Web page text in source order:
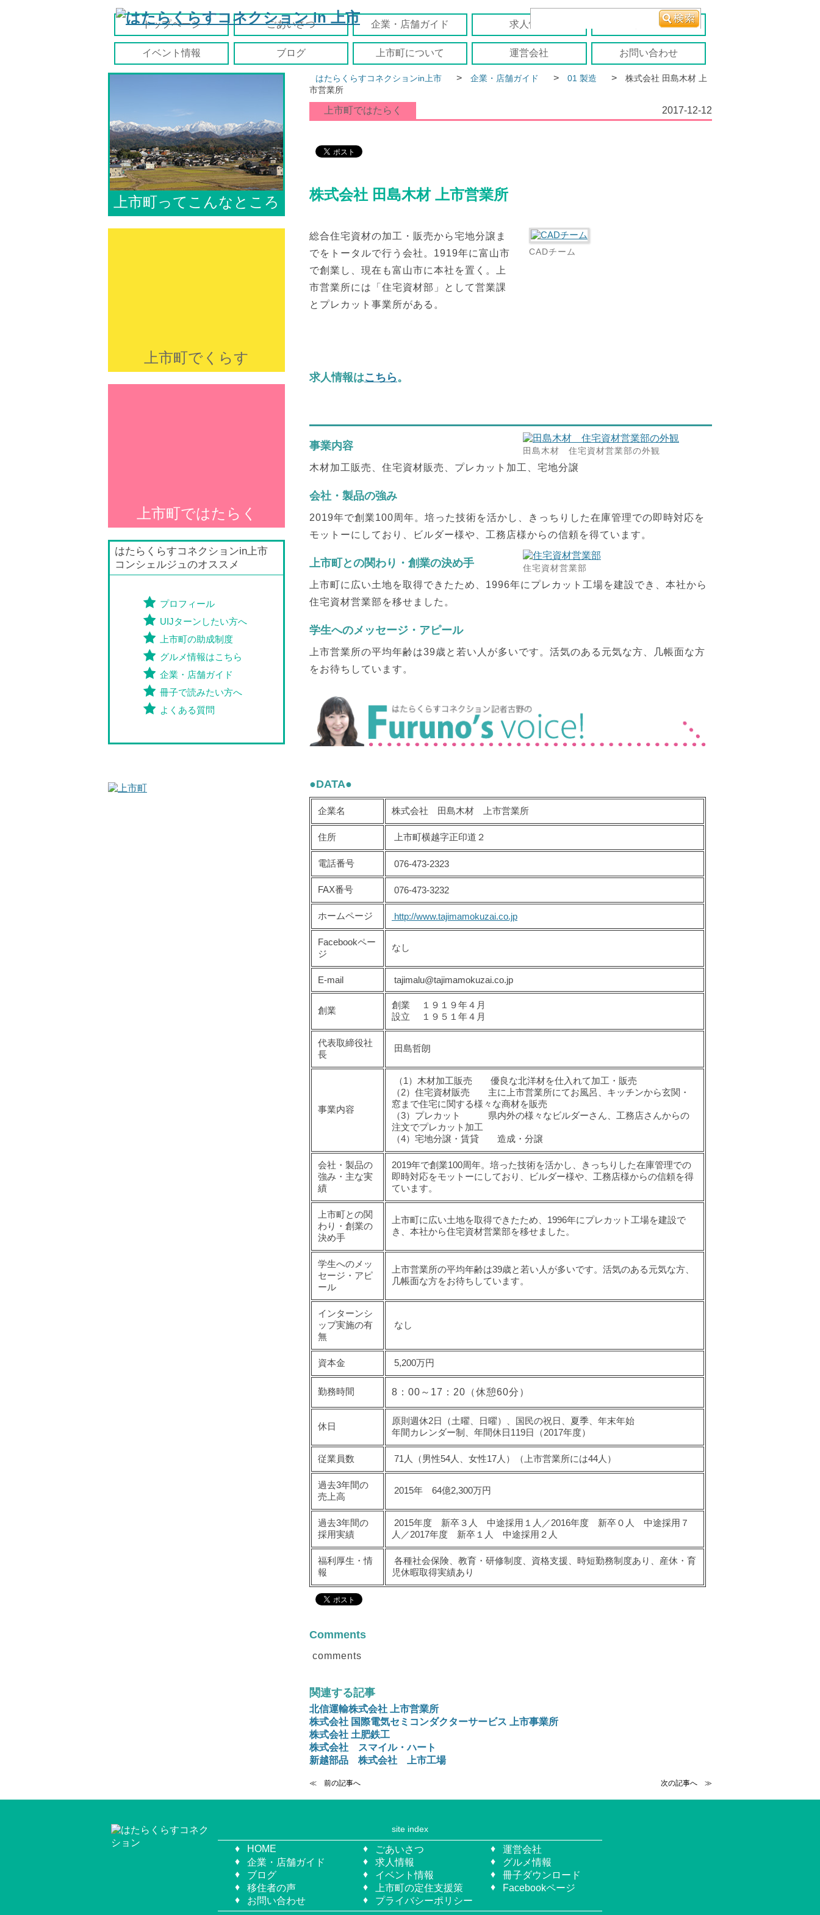
トップページ ごあいさつ 企業・店舗ガイド 求人情報 移住者の声
イベント情報 ブログ 上市町について 運営会社 お問い合わせ
はたらくらすコネクションin上市 > 企業・店舗ガイド > 01 製造 >
株式会社 田島木材 上
市営業所
上市町ではたらく 2017-12-12
株式会社 田島木材 上市営業所
総合住宅資材の加工・販売から宅地分譲ま
でをトータルで行う会社。1919年に富山市
で創業し、現在も富山市に本社を置く。上
市営業所には「住宅資材部」として営業課
とプレカット事業所がある。
CADチーム
求人情報はこちら。
田島木材 住宅資材営業部の外観
事業内容
木材加工販売、住宅資材販売、プレカット加工、宅地分譲
会社・製品の強み
2019年で創業100周年。培った技術を活かし、きっちりした在庫管理での即時対応を
モットーにしており、ビルダー様や、工務店様からの信頼を得ています。
住宅資材営業部
上市町との関わり・創業の決め手
上市町に広い土地を取得できたため、1996年にプレカット工場を建設でき、本社から
住宅資材営業部を移せました。
学生へのメッセージ・アピール
上市営業所の平均年齢は39歳と若い人が多いです。活気のある元気な方、几帳面な方
をお待ちしています。
●DATA●
企業名 株式会社 田島木材 上市営業所
住所 上市町横越字正印道２
電話番号 076-473-2323
FAX番号 076-473-3232
ホームページ http://www.tajimamokuzai.co.jp
Facebookペー
ジ
なし
E-mail tajimalu@tajimamokuzai.co.jp
創業
創業 １９１９年４月
設立 １９５１年４月
代表取締役社
長
田島哲朗
事業内容
（1）木材加工販売 優良な北洋材を仕入れて加工・販売
（2）住宅資材販売 主に上市営業所にてお風呂、キッチンから玄関・
窓まで住宅に関する様々な商材を販売
（3）プレカット 県内外の様々なビルダーさん、工務店さんからの
注文でプレカット加工
（4）宅地分譲・賃貸 造成・分譲
会社・製品の
強み・主な実
績
2019年で創業100周年。培った技術を活かし、きっちりした在庫管理での
即時対応をモットーにしており、ビルダー様や、工務店様からの信頼を得
ています。
上市町との関
わり・創業の
決め手
上市町に広い土地を取得できたため、1996年にプレカット工場を建設で
き、本社から住宅資材営業部を移せました。
学生へのメッ
セージ・アピ
ール
上市営業所の平均年齢は39歳と若い人が多いです。活気のある元気な方、
几帳面な方をお待ちしています。
インターンシ
ップ実施の有
無
なし
資本金 5,200万円
勤務時間 8：00～17：20（休憩60分）
休日
原則週休2日（土曜、日曜）、国民の祝日、夏季、年末年始
年間カレンダー制、年間休日119日（2017年度）
従業員数 71人（男性54人、女性17人）（上市営業所には44人）
過去3年間の
売上高
2015年 64億2,300万円
過去3年間の
採用実績
2015年度 新卒３人 中途採用１人／2016年度 新卒０人 中途採用７
人／2017年度 新卒１人 中途採用２人
福利厚生・情
報
各種社会保険、教育・研修制度、資格支援、時短勤務制度あり、産休・育
児休暇取得実績あり
Comments
comments
関連する記事
北信運輸株式会社 上市営業所
株式会社 国際電気セミコンダクターサービス 上市事業所
株式会社 土肥鉄工
株式会社 スマイル・ハート
新越部品 株式会社 上市工場
≪ 前の記事へ 次の記事へ ≫
上市町ってこんなところ
上市町でくらす
上市町ではたらく
はたらくらすコネクションin上市
コンシェルジュのオススメ
プロフィール
UIJターンしたい方へ
上市町の助成制度
グルメ情報はこちら
企業・店舗ガイド
冊子で読みたい方へ
よくある質問
site index
HOME ごあいさつ
運営会社
企業・店舗ガイド
求人情報
グルメ情報
ブログ
イベント情報
冊子ダウンロード
移住者の声
上市町の定住支援策
Facebookページ
お問い合わせ
プライバシーポリシー